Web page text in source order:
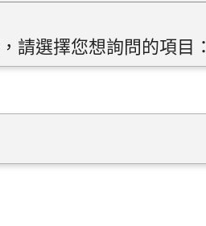
請選擇您想詢問的項目：